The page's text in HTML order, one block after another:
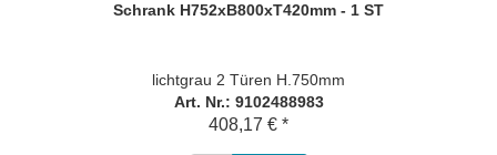
Schrank H752xB800xT420mm - 1 ST
lichtgrau 2 Türen H.750mm
Art. Nr.: 9102488983
408,17 € *